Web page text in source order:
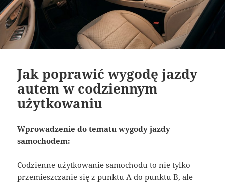
Jak poprawić wygodę jazdy
autem w codziennym
użytkowaniu
Wprowadzenie do tematu wygody jazdy
samochodem:
Codzienne użytkowanie samochodu to nie tylko
przemieszczanie się z punktu A do punktu B, ale